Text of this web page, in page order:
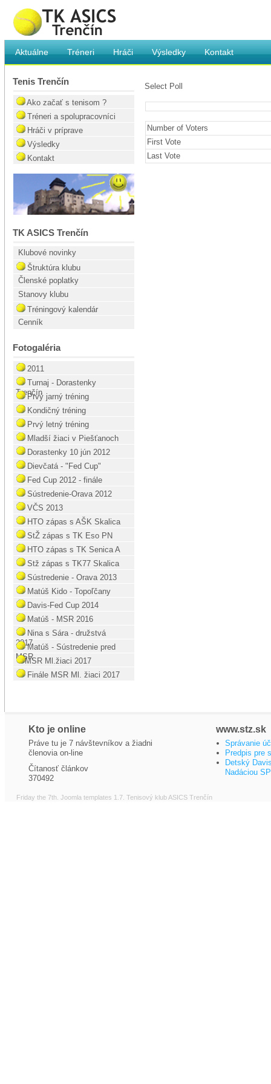
Aktuálne Tréneri Hráči Výsledky Kontakt
Tenis Trenčín
Ako začať s tenisom ?
Tréneri a spolupracovníci
Hráči v príprave
Výsledky
Kontakt
TK ASICS Trenčín
Klubové novinky
Štruktúra klubu
Členské poplatky
Stanovy klubu
Tréningový kalendár
Cenník
Fotogaléria
2011
Turnaj - Dorastenky
Trenčín
Prvý jarný tréning
Kondičný tréning
Prvý letný tréning
Mladší žiaci v Piešťanoch
Dorastenky 10 jún 2012
Dievčatá - "Fed Cup"
Fed Cup 2012 - finále
Sústredenie-Orava 2012
VČS 2013
HTO zápas s AŠK Skalica
StŽ zápas s TK Eso PN
HTO zápas s TK Senica A
Stž zápas s TK77 Skalica
Sústredenie - Orava 2013
Matúš Kido - Topoľčany
Davis-Fed Cup 2014
Matúš - MSR 2016
Nina s Sára - družstvá
2017Matúš - Sústredenie pred
MSRMSR Ml.žiaci 2017
Finále MSR Ml. žiaci 2017
Select Poll
Number of Voters
First Vote
Last Vote
Kto je online
Práve tu je 7 návštevníkov a žiadni
členovia on-line
Čítanosť článkov
370492
www.stz.sk
Správanie
Predpis pre
Detský
Nadáciou
Friday the 7th.Joomla templates 1.7 . Tenisový klub ASICS Trenčín